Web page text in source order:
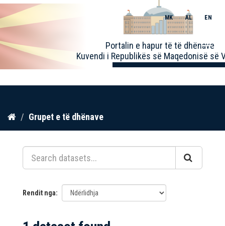
Kalo
përmbajtja
Portalin e hapur të të dhënave
Kuvendi i Republikës së Maqedonisë së
MK AL EN
Toggle
Grupet e të dhënave
Rendit nga